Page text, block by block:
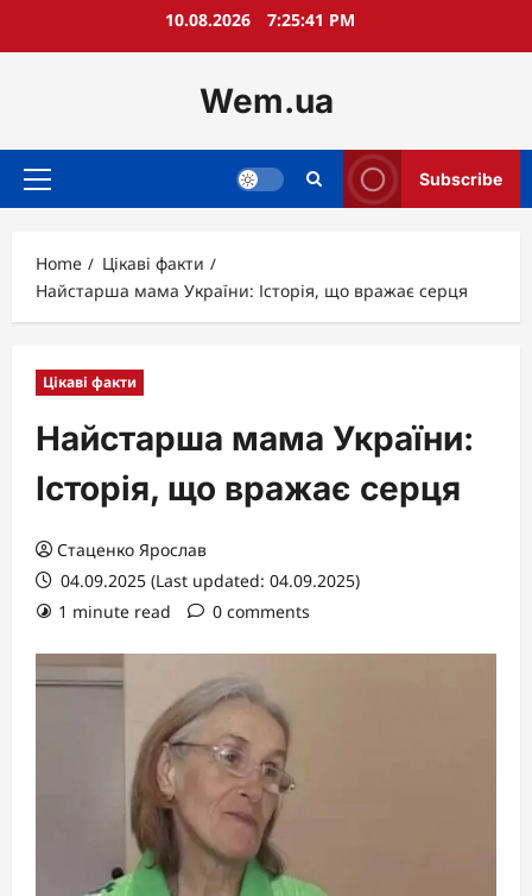
10.08.2026 7:25:42 PM
Wem.ua
Primary
Subscribe
Home
Цікаві факти
Найстарша мама України: Історія, що вражає серця
Цікаві факти
Найстарша мама України:
Історія, що вражає серця
Стаценко Ярослав
04.09.2025 (Last updated: 04.09.2025)
1 minute read
0 comments